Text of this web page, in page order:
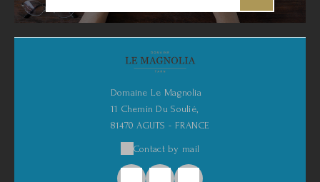
Domaine Le Magnolia
11 Chemin Du Soulié,
81470 AGUTS - FRANCE
Contact by mail